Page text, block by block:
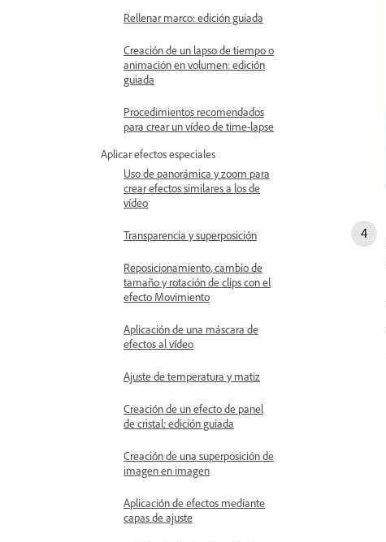
Rellenar marco: edición guiada
Creación de un lapso de tiempo o
animación en volumen: edición
guiada
Procedimientos recomendados
para crear un vídeo de time-lapse
Aplicar efectos especiales
Uso de panorámica y zoom para
crear efectos similares a los de
vídeo
Transparencia y superposición
Reposicionamiento, cambio de
tamaño y rotación de clips con el
efecto Movimiento
Aplicación de una máscara de
efectos al vídeo
Ajuste de temperatura y matiz
Creación de un efecto de panel
de cristal: edición guiada
Creación de una superposición de
imagen en imagen
Aplicación de efectos mediante
capas de ajuste